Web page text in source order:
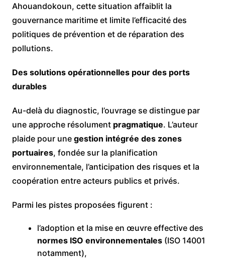
Ahouandokoun, cette situation affaiblit la
gouvernance maritime et limite l’efficacité des
politiques de prévention et de réparation des
pollutions.
Des solutions opérationnelles pour des ports
durables
Au-delà du diagnostic, l’ouvrage se distingue par
une approche résolument pragmatique. L’auteur
plaide pour une gestion intégrée des zones
portuaires, fondée sur la planification
environnementale, l’anticipation des risques et la
coopération entre acteurs publics et privés.
Parmi les pistes proposées figurent :
l’adoption et la mise en œuvre effective des
normes ISO environnementales(ISO 14001
notamment),